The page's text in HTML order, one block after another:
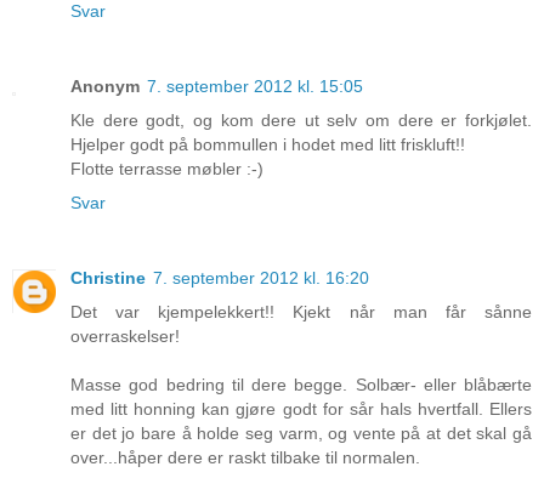
Svar
Anonym 7. september 2012 kl. 15:05
Kle dere godt, og kom dere ut selv om dere er forkjølet.
Hjelper godt på bommullen i hodet med litt friskluft!!
Flotte terrasse møbler :-)
Svar
Christine 7. september 2012 kl. 16:20
Det var kjempelekkert!! Kjekt når man får sånne
overraskelser!
Masse god bedring til dere begge. Solbær- eller blåbærte
med litt honning kan gjøre godt for sår hals hvertfall. Ellers
er det jo bare å holde seg varm, og vente på at det skal gå
over...håper dere er raskt tilbake til normalen.